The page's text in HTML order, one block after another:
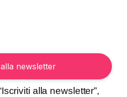
alla newsletter”,